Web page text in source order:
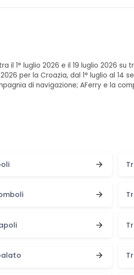
1° luglio 2026 e il 19 luglio 2026
per la Croazia, dal 1° luglio al 14
di navigazione; AFerry e la